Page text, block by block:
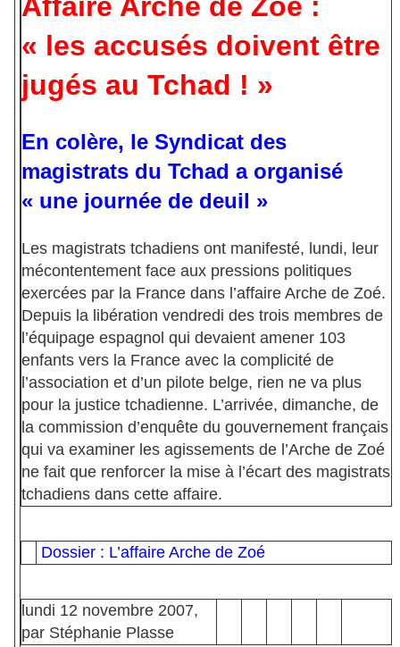
« les accusés doivent être
jugés au Tchad ! »
En colère, le Syndicat des
magistrats du Tchad a organisé
« une journée de deuil »
Les magistrats tchadiens ont manifesté, lundi, leur
mécontentement face aux pressions politiques
exercées par la France dans l’affaire Arche de Zoé.
Depuis la libération vendredi des trois membres de
l’équipage espagnol qui devaient amener 103
enfants vers la France avec la complicité de
l’association et d’un pilote belge, rien ne va plus
pour la justice tchadienne. L’arrivée, dimanche, de
la commission d’enquête du gouvernement français
qui va examiner les agissements de l’Arche de Zoé
ne fait que renforcer la mise à l’écart des magistrats
tchadiens dans cette affaire.
Dossier : L’affaire Arche de Zoé
lundi 12 novembre 2007,
par Stéphanie Plasse